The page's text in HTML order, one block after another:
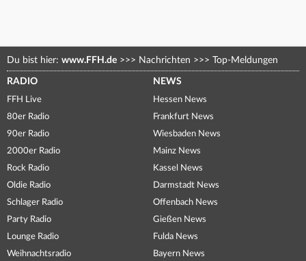
Du bist hier: www.FFH.de >>> Nachrichten >>> Top-Meldungen
RADIO
FFH Live
80er Radio
90er Radio
2000er Radio
Rock Radio
Oldie Radio
Schlager Radio
Party Radio
Lounge Radio
Weihnachtsradio
NEWS
Hessen News
Frankfurt News
Wiesbaden News
Mainz News
Kassel News
Darmstadt News
Offenbach News
Gießen News
Fulda News
Bayern News